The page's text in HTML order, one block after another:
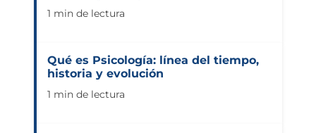
1 min de lectura
Qué es Psicología: línea del tiempo,
historia y evolución
1 min de lectura